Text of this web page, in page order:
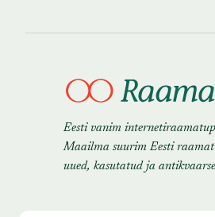
Eesti vanim
Maailma suurim Eesti
uued, kasutatud ja